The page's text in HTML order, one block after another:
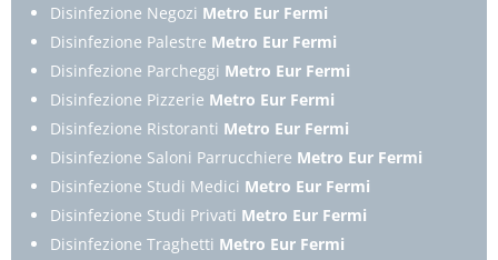
Disinfezione Negozi Metro Eur Fermi
Disinfezione Palestre Metro Eur Fermi
Disinfezione Parcheggi Metro Eur Fermi
Disinfezione Pizzerie Metro Eur Fermi
Disinfezione Ristoranti Metro Eur Fermi
Disinfezione Saloni Parrucchiere Metro Eur Fermi
Disinfezione Studi Medici Metro Eur Fermi
Disinfezione Studi Privati Metro Eur Fermi
Disinfezione Traghetti Metro Eur Fermi